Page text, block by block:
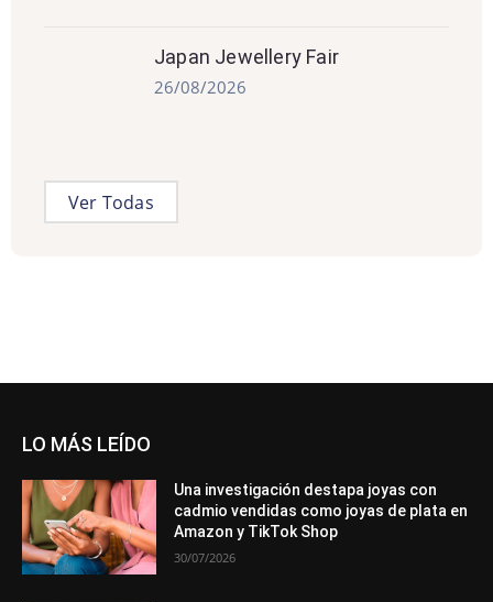
Japan Jewellery Fair
26/08/2026
Ver Todas
LO MÁS LEÍDO
Una investigación destapa joyas con
cadmio vendidas como joyas de plata en
Amazon y TikTok Shop
30/07/2026